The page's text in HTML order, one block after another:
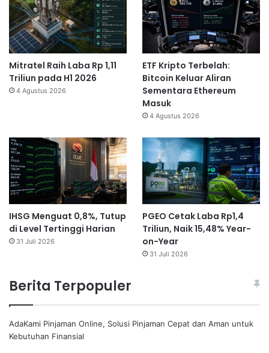
Mitratel Raih Laba Rp 1,11
Triliun pada H1 2026
4 Agustus 2026
ETF Kripto Terbelah:
Bitcoin Keluar Aliran
Sementara Ethereum
Masuk
4 Agustus 2026
IHSG Menguat 0,8%, Tutup
di Level Tertinggi Harian
31 Juli 2026
PGEO Cetak Laba Rp1,4
Triliun, Naik 15,48% Year-
on-Year
31 Juli 2026
Berita Terpopuler
AdaKami Pinjaman Online, Solusi Pinjaman Cepat dan Aman untuk
Kebutuhan Finansial